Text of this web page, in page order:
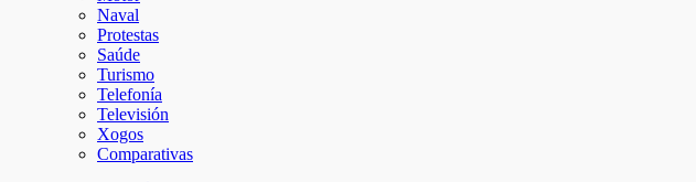
Naval
Protestas
Saúde
Turismo
Telefonía
Televisión
Xogos
Comparativas